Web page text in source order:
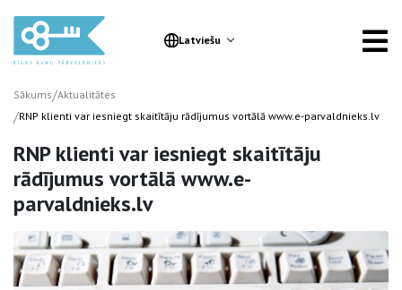
Latviešu
Sākums/Aktualitātes
/RNP klienti var iesniegt skaitītāju rādījumus vortālā www.e-parvaldnieks.lv
RNP klienti var iesniegt skaitītāju
rādījumus vortālā www.e-
parvaldnieks.lv